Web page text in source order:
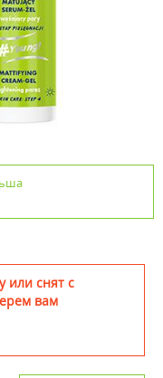
или снят с
вам